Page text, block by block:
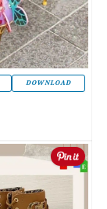
DOWNLOAD